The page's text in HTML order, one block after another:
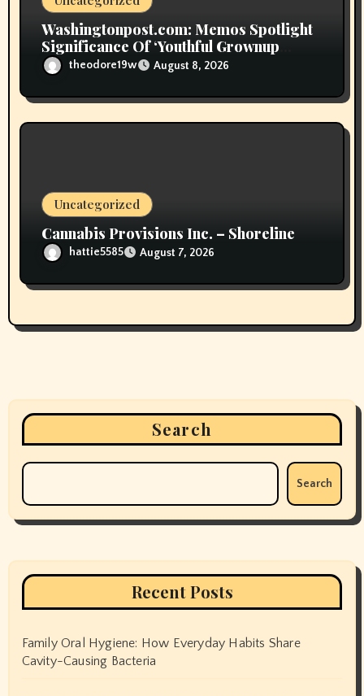
Washingtonpost.com: Memos Spotlight
Significance Of ‘Youthful Grownup
Smokers’
theodore19w August 8, 2026
Uncategorized
Cannabis Provisions Inc. – Shoreline
hattie5585 August 7, 2026
Search
Search
Recent Posts
Family Oral Hygiene: How Everyday Habits Share
Cavity-Causing Bacteria